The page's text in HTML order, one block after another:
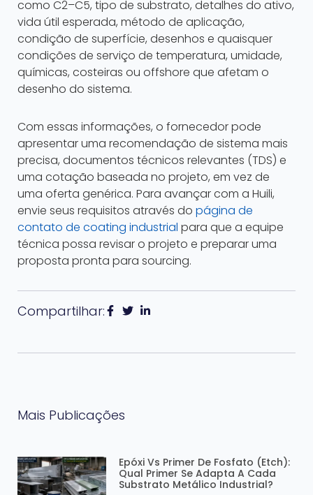
como C2–C5, tipo de substrato, detalhes do ativo,
vida útil esperada, método de aplicação,
condição de superfície, desenhos e quaisquer
condições de serviço de temperatura, umidade,
químicas, costeiras ou offshore que afetam o
desenho do sistema.
Com essas informações, o fornecedor pode
apresentar uma recomendação de sistema mais
precisa, documentos técnicos relevantes (TDS) e
uma cotação baseada no projeto, em vez de
uma oferta genérica. Para avançar com a Huili,
envie seus requisitos através do página de
contato de coating industrial para que a equipe
técnica possa revisar o projeto e preparar uma
proposta pronta para sourcing.
Compartilhar:
Mais Publicações
Epóxi Vs Primer De Fosfato (Etch):
Qual Primer Se Adapta A Cada
Substrato Metálico Industrial?